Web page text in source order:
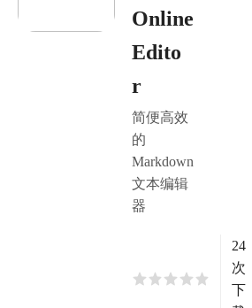
Online
Edito
r
简便高效
的
Markdown
文本编辑
器
24
次
下